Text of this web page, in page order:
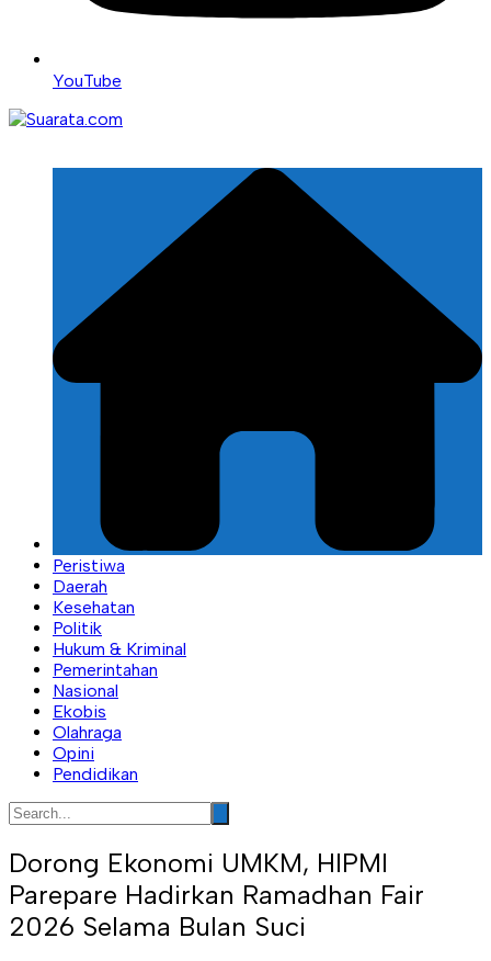
YouTube
Peristiwa
Daerah
Kesehatan
Politik
Hukum & Kriminal
Pemerintahan
Nasional
Ekobis
Olahraga
Opini
Pendidikan
Dorong Ekonomi UMKM, HIPMI
Parepare Hadirkan Ramadhan Fair
2026 Selama Bulan Suci